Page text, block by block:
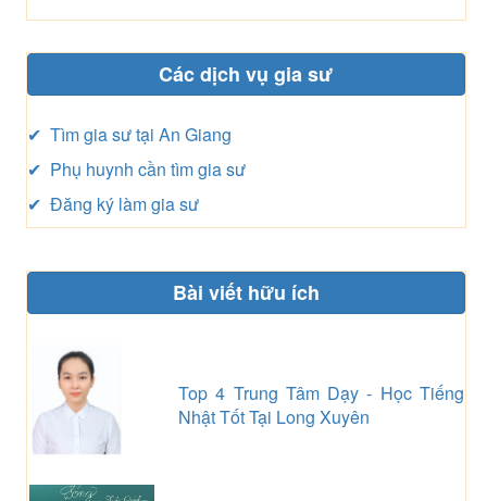
Các dịch vụ gia sư
✔ Tìm gia sư tại An Giang
✔ Phụ huynh cần tìm gia sư
✔ Đăng ký làm gia sư
Bài viết hữu ích
Top 4 Trung Tâm Dạy - Học Tiếng
Nhật Tốt Tại Long Xuyên